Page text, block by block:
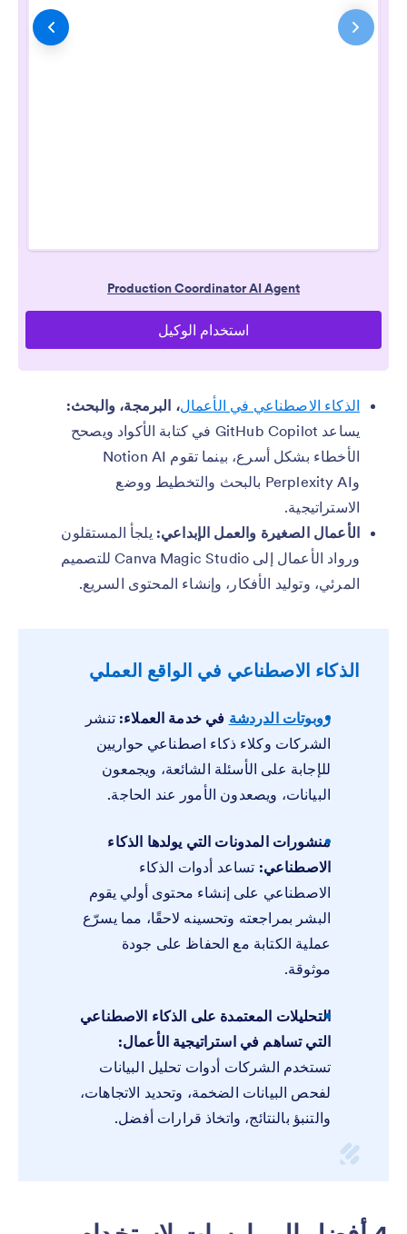
الذكاء الاصطناعي في الأعمال، البرمجة، والبحث:
يساعد GitHub Copilot في كتابة الأكواد ويصحح
الأخطاء بشكل أسرع، بينما تقوم Notion AI
وPerplexity AI بالبحث والتخطيط ووضع
الاستراتيجية.
الأعمال الصغيرة والعمل الإبداعي: يلجأ المستقلون
ورواد الأعمال إلى Canva Magic Studio للتصميم
المرئي، وتوليد الأفكار، وإنشاء المحتوى السريع.
الذكاء الاصطناعي في الواقع العملي
روبوتات الدردشة في خدمة العملاء: تنشر
الشركات وكلاء ذكاء اصطناعي حواريين
للإجابة على الأسئلة الشائعة، ويجمعون
البيانات، ويصعدون الأمور عند الحاجة.
منشورات المدونات التي يولدها الذكاء
الاصطناعي: تساعد أدوات الذكاء
الاصطناعي على إنشاء محتوى أولي يقوم
البشر بمراجعته وتحسينه لاحقًا، مما يسرّع
عملية الكتابة مع الحفاظ على جودة
موثوقة.
التحليلات المعتمدة على الذكاء الاصطناعي
التي تساهم في استراتيجية الأعمال:
تستخدم الشركات أدوات تحليل البيانات
لفحص البيانات الضخمة، وتحديد الاتجاهات،
والتنبؤ بالنتائج، واتخاذ قرارات أفضل.